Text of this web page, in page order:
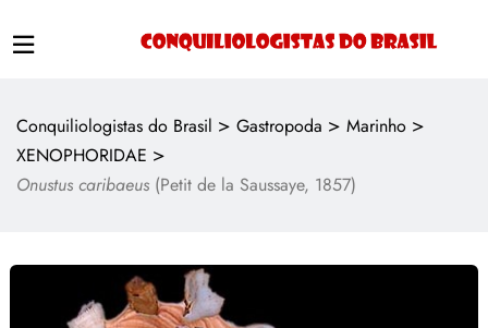
Conquiliologistas do Brasil > Gastropoda > Marinho >
XENOPHORIDAE >
Onustus caribaeus (Petit de la Saussaye, 1857)